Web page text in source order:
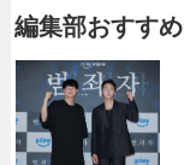
編集部おすすめ